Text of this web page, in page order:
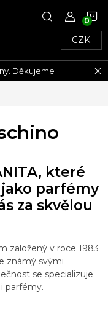
CZK
Děkujeme
které
parfémy
za skvělou
založený v roce 1983
známý svými
se specializuje
parfémy.